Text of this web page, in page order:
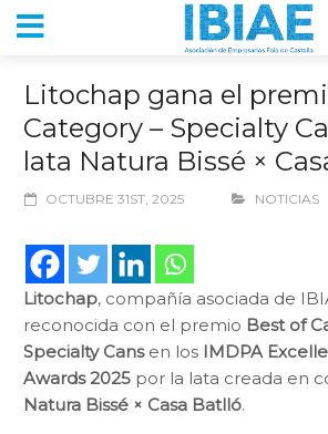
Litochap gana el
Category – Specialty
lata Natura Bissé ×
OCTUBRE 31ST, 2025 NOTICIAS
Litochap, compañía asociada de
reconocida con el premio Best of
Specialty Cansen los IMDPA
Awards 2025 por la lata creada en
Natura Bissé × Casa Batlló.